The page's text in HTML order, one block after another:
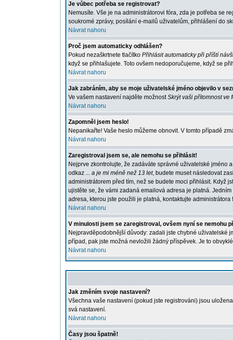
Je vůbec potřeba se registrovat?
Nemusíte. Vše je na administrátorovi fóra, zda je potřeba se
soukromé zprávy, posílání e-mailů uživatelům, přihlášení do
Návrat nahoru
Proč jsem automaticky odhlášen?
Pokud nezaškrtnete tlačítko Přihlásit automaticky při příští
když se přihlašujete. Toto ovšem nedoporučujeme, když se
Návrat nahoru
Jak zabráním, aby se moje uživatelské jméno objevilo v
Ve vašem nastavení najděte možnostSkrýt vaši přítomnost ve
Návrat nahoru
Zapomněl jsem heslo!
Nepanikařte! Vaše heslo můžeme obnovit. V tomto případě
Návrat nahoru
Zaregistroval jsem se, ale nemohu se přihlásit!
Nejprve zkontrolujte, že zadáváte správné uživatelské jméno
odkaz ... a je mi méně než 13 let, budete muset následovat
administrátorem před tím, než se budete moci přihlásit. Když
ujistěte se, že vámi zadaná emailová adresa je platná.
adresa, kterou jste použili je platná, kontaktujte administrátora
Návrat nahoru
V minulosti jsem se zaregistroval, ovšem nyní se nemohu
Nejpravděpodobnější důvody: zadali jste chybné uživatelské
případ, pak jste možná nevložili žádný příspěvek. Je to
Návrat nahoru
Jak změním svoje nastavení?
Všechna vaše nastavení (pokud jste registrováni) jsou
svá nastavení.
Návrat nahoru
Časy jsou špatně!